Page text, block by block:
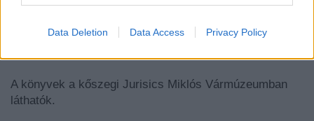
Data Deletion Data Access Privacy Policy
adományozott a városnak a hagyomány további 250
évig tartó folytatására.
A könyvek a kőszegi Jurisics Miklós Vármúzeumban
láthatók.